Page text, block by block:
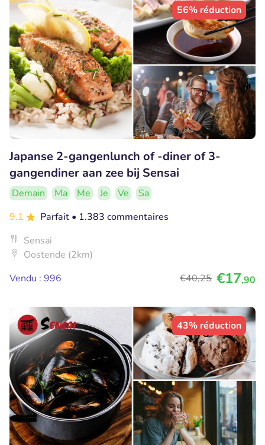
56% réduction
Japanse 2-gangenlunch of -diner of 3-
gangendiner aan zee bij Sensai
Demain Ma Me Je Ve
Sa
9.1
Parfait • 1.383 commentaires
Sensai
Oostende (2km)
Vendu : 996
€40,25 €17,90
43% réduction